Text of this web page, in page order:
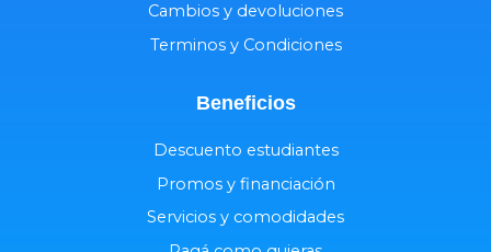
Cambios y devoluciones
Terminos y Condiciones
Beneficios
Descuento estudiantes
Promos y financiación
Servicios y comodidades